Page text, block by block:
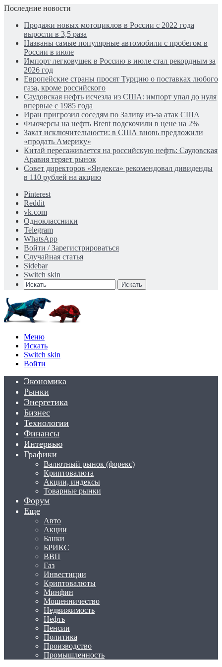
Последние новости
Продажи новых мотоциклов в России с 2022 года
выросли в 3,5 раза
Названы самые популярные автомобили с пробегом в
России в июле
Импорт легковушек в Россию в июле стал рекордным за
2026 год
Европейские страны просят Турцию о поставках любого
газа, кроме российского
Саудовская нефть исчезла из США: импорт упал до нуля
впервые с 1985 года
Иран пригрозил соседям по Заливу из-за атак США
Фьючерсы на нефть Brent подскочили в цене на 2%
Закат исключительности: в США вновь предложили
«продать Америку»
Китай пересаживается на российскую нефть: Саудовская
Аравия теряет рынок
Совет директоров «Яндекса» рекомендовал дивиденды
в 110 рублей на акцию
Pinterest
Reddit
vk.com
Одноклассники
Telegram
WhatsApp
Войти / Зарегистрироваться
Случайная статья
Sidebar
Switch skin
Искать
Меню
Искать
Switch skin
Войти
Экономика
Рынки
Энергетика
Бизнес
Технологии
Финансы
Интервью
Графики
Валютный рынок (форекс)
Криптовалюта
Акции, индексы
Товарные рынки
Форум
Еще
Авто
Акции
Банки
БРИКС
ВВП
Газ
Инвестиции
Криптовалюты
Минфин
Мошенничество
Недвижимость
Нефть
Пенсии
Политика
Производство
Промышленность